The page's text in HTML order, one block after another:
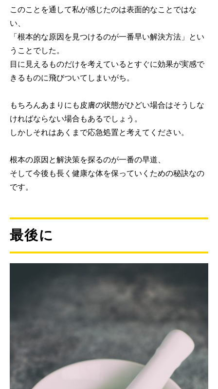
このことを通して私が感じたのは表面的なことではな
い、
「根本的な原因を見つけるのが一番早い解決方法」とい
うことでした。
目に見えるものだけを考えているとすぐに効果が実感で
きるものに飛びついてしまいがち。
もちろんあまりにも皮膚の状態がひどい場合はそうしな
ければならない場合もあるでしょう。
しかしそれはあくまで応急処置と考えてください。
根本の原因と解決策を探るのが一番の早道、
そして今後も長く健康な体を保っていくための秘訣なの
です。
最後に